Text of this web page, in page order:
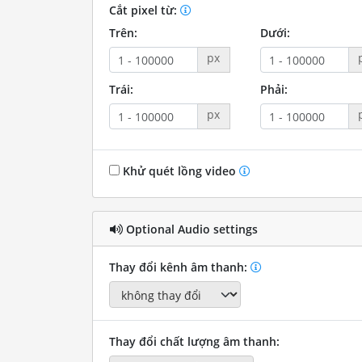
Cắt pixel từ:
Trên:
px
Dưới:
Trái:
px
Phải:
Khử quét lồng video
Optional Audio settings
Thay đổi kênh âm thanh:
Thay đổi chất lượng âm thanh: